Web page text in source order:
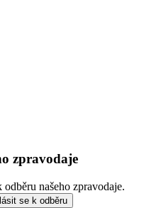
zpravodaje
našeho zpravodaje.
se k odběru